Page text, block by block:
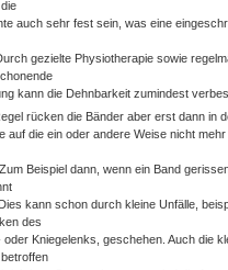
auch sehr fest sein, was eine
gezielte Physiotherapie sowie
kann die Dehnbarkeit zumindest
rücken die Bänder aber erst dann in
auf die ein oder andere Weise nicht
Beispiel dann, wenn ein Band
kann schon durch kleine Unfälle,
des
oder Kniegelenks, geschehen. Auch die